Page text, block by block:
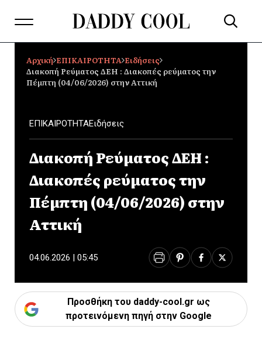
Αρχική ΕΠΙΚΑΙΡΟΤΗΤΑ Ειδήσεις
Διακοπή Ρεύματος ΔΕΗ : Διακοπές ρεύματος την
Πέμπτη (04/06/2026) στην Αττική
ΕΠΙΚΑΙΡΟΤΗΤΑΕιδήσεις
Διακοπή Ρεύματος ΔΕΗ :
Διακοπές ρεύματος την
Πέμπτη (04/06/2026) στην
Αττική
04.06.2026 | 05:45
Προσθήκη του daddy-cool.gr ως
προτεινόμενη πηγή στην Google